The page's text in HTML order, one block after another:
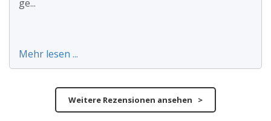
ge...
Mehr lesen ...
Weitere Rezensionen ansehen >